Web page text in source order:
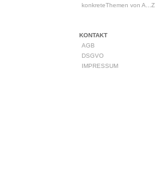
konkreteThemen von A...Z
KONTAKT
AGB
DSGVO
IMPRESSUM